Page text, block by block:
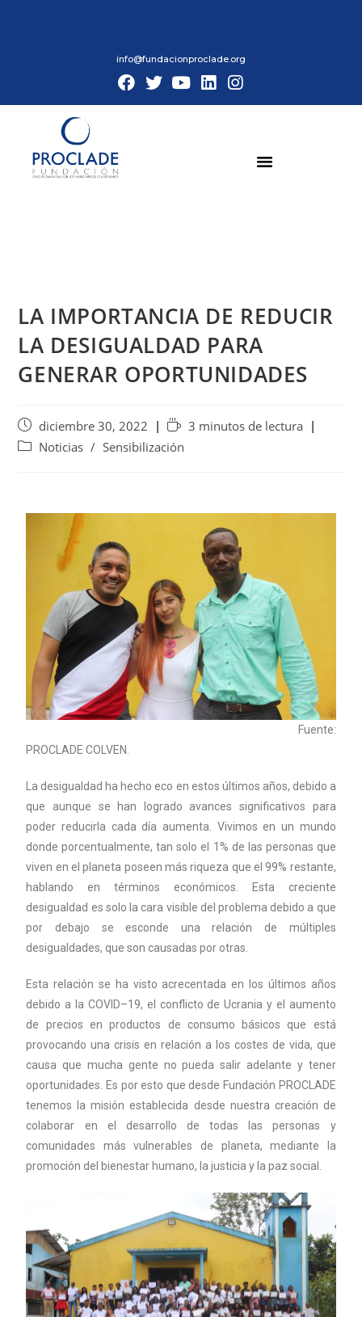
info@fundacionproclade.org
LA IMPORTANCIA DE REDUCIR
LA DESIGUALDAD PARA
GENERAR OPORTUNIDADES
diciembre 30, 2022
3 minutos de lectura
Noticias / Sensibilización
Fuente:
PROCLADE COLVEN.
La desigualdad ha hecho eco en estos últimos años, debido a
que aunque se han logrado avances significativos para
poder reducirla cada día aumenta. Vivimos en un mundo
donde porcentualmente, tan solo el 1% de las personas que
viven en el planeta poseen más riqueza que el 99% restante,
hablando en términos económicos. Esta creciente
desigualdad es solo la cara visible del problema debido a que
por debajo se esconde una relación de múltiples
desigualdades, que son causadas por otras.
Esta relación se ha visto acrecentada en los últimos años
debido a la COVID–19, el conflicto de Ucrania y el aumento
de precios en productos de consumo básicos que está
provocando una crisis en relación a los costes de vida, que
causa que mucha gente no pueda salir adelante y tener
oportunidades. Es por esto que desde Fundación PROCLADE
tenemos la misión establecida desde nuestra creación de
colaborar en el desarrollo de todas las personas y
comunidades más vulnerables de planeta, mediante la
promoción del bienestar humano, la justicia y la paz social.